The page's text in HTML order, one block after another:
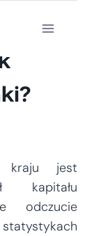
kraju jest
kapitału
odczucie